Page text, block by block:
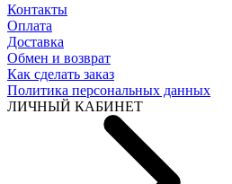
Контакты
Оплата
Доставка
Обмен и возврат
Как сделать заказ
Политика персональных данных
ЛИЧНЫЙ КАБИНЕТ